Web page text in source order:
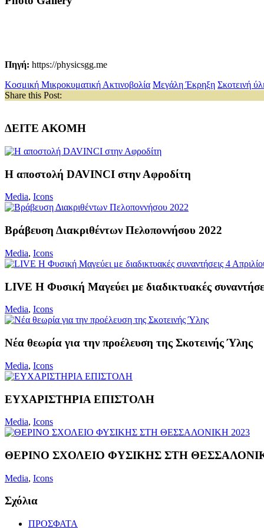
Πηγή: https://physicsgg.me
Κοσμική Μικροκυματική Ακτινοβολία Μεγάλη Έκρηξη Σκοτεινή
Share this Post:
ΔΕΙΤΕ ΑΚΟΜΗ
Η αποστολή DAVINCI στην Αφροδίτη
Media, Icons
Βράβευση Διακριθέντων Πελοποννήσου 2022
Media, Icons
LIVE Η Φυσική Μαγεύει με διαδικτυακές
Media, Icons
Νέα θεωρία για την προέλευση της Σκοτεινής Ύλης
Media, Icons
ΕΥΧΑΡΙΣΤΗΡΙΑ ΕΠΙΣΤΟΛΗ
Media, Icons
ΘΕΡΙΝΟ ΣΧΟΛΕΙΟ ΦΥΣΙΚΗΣ ΣΤΗ
Media, Icons
Σχόλια
ΠΡΟΣΦΑΤΑ